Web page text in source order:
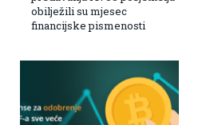
obilježili su mjesec
financijske pismenosti